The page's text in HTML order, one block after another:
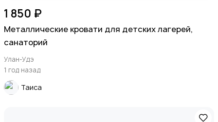
1 850 ₽
Металлические кровати для детских лагерей,
санаторий
Улан-Удэ
1 год назад
Таиса